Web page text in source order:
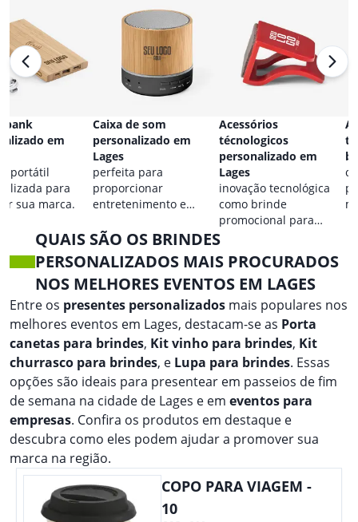
bank
em
portátil
para
sua marca.
Caixa de som
personalizado em
Lages
perfeita para
proporcionar
entretenimento e
qualquer ocasião.
Acessórios
técnologicos
personalizado em
Lages
inovação tecnológica
como brinde
promocional para
eventos.
QUAIS SÃO OS BRINDES
PERSONALIZADOS MAIS PROCURADOS
NOS MELHORES EVENTOS EM LAGES
Entre os presentes personalizados mais populares nos
melhores eventos em Lages, destacam-se as Porta
canetas para brindes, Kit vinho para brindes, Kit
churrasco para brindes, e Lupa para brindes. Essas
opções são ideais para presentear em passeios de fim
de semana na cidade de Lages e em eventos para
empresas. Confira os produtos em destaque e
descubra como eles podem ajudar a promover sua
marca na região.
COPO PARA VIAGEM -
10